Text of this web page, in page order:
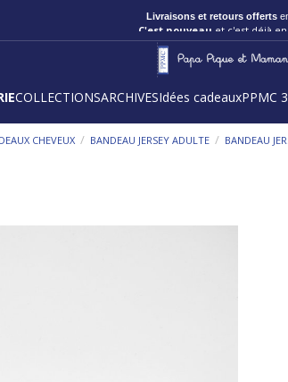
C'est nouveau et c'est déjà en
COLLECTIONSARCHIVESIdées cadeauxPPMC
CHEVEUX / BANDEAU JERSEY ADULTE / BANDEAU